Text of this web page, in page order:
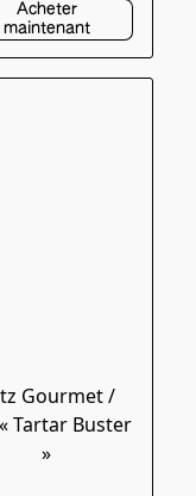
Acheter
maintenant
Gourmet /
Tartar Buster
»